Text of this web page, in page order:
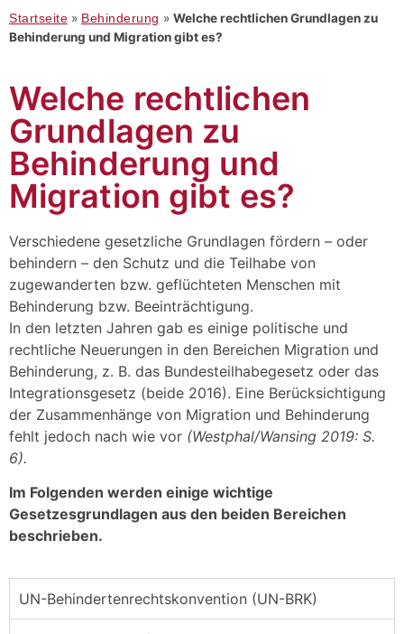
Startseite » Behinderung » Welche rechtlichen Grundlagen zu
Behinderung und Migration gibt es?
Welche rechtlichen
Grundlagen zu
Behinderung und
Migration gibt es?
Verschiedene gesetzliche Grundlagen fördern – oder
behindern – den Schutz und die Teilhabe von
zugewanderten bzw. geflüchteten Menschen mit
Behinderung bzw. Beeinträchtigung.
In den letzten Jahren gab es einige politische und
rechtliche Neuerungen in den Bereichen Migration und
Behinderung, z. B. das Bundesteilhabegesetz oder das
Integrationsgesetz (beide 2016). Eine Berücksichtigung
der Zusammenhänge von Migration und Behinderung
fehlt jedoch nach wie vor (Westphal/Wansing 2019: S.
6).
Im Folgenden werden einige wichtige
Gesetzesgrundlagen aus den beiden Bereichen
beschrieben.
UN-Behindertenrechtskonvention (UN-BRK)